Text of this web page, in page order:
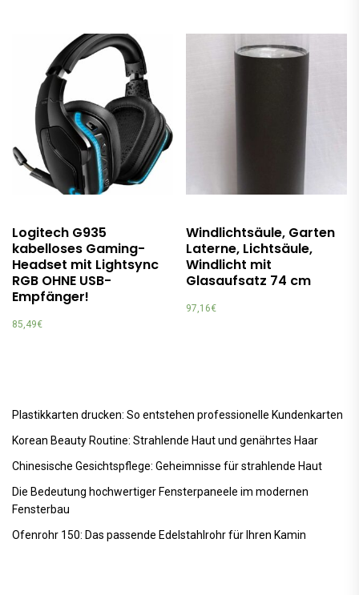
Logitech G935
kabelloses Gaming-
Headset mit Lightsync
RGB OHNE USB-
Empfänger!
85,49€
Windlichtsäule, Garten
Laterne, Lichtsäule,
Windlicht mit
Glasaufsatz 74 cm
97,16€
Plastikkarten drucken: So entstehen professionelle Kundenkarten
Korean Beauty Routine: Strahlende Haut und genährtes Haar
Chinesische Gesichtspflege: Geheimnisse für strahlende Haut
Die Bedeutung hochwertiger Fensterpaneele im modernen
Fensterbau
Ofenrohr 150: Das passende Edelstahlrohr für Ihren Kamin